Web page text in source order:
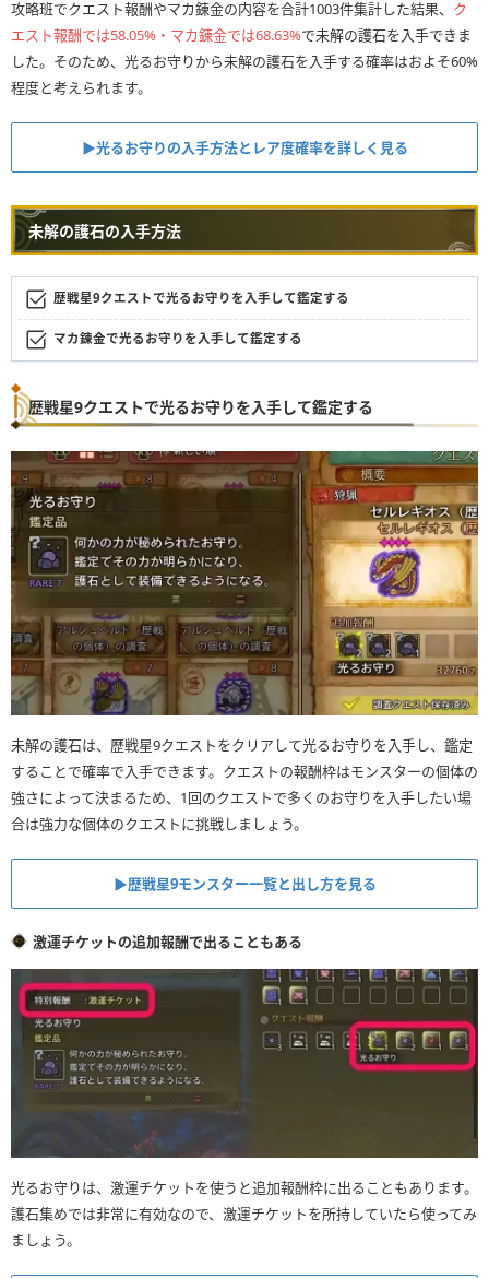
攻略班でクエスト報酬やマカ錬金の内容を合計1003件集計した結果、 ク
エスト報酬では58.05%・マカ錬金では68.63%で未解の護石を入手できま
した。そのため、光るお守りから未解の護石を入手する確率はおよそ60%
程度と考えられます。
▶︎光るお守りの入手方法とレア度確率を詳しく見る
未解の護石の入手方法
歴戦星9クエストで光るお守りを入手して鑑定する
マカ錬金で光るお守りを入手して鑑定する
歴戦星9クエストで光るお守りを入手して鑑定する
未解の護石は、歴戦星9クエストをクリアして光るお守りを入手し、鑑定
することで確率で入手できます。クエストの報酬枠はモンスターの個体の
強さによって決まるため、1回のクエストで多くのお守りを入手したい場
合は強力な個体のクエストに挑戦しましょう。
▶︎歴戦星9モンスター一覧と出し方を見る
激運チケットの追加報酬で出ることもある
光るお守りは、激運チケットを使うと追加報酬枠に出ることもあります。
護石集めでは非常に有効なので、激運チケットを所持していたら使ってみ
ましょう。